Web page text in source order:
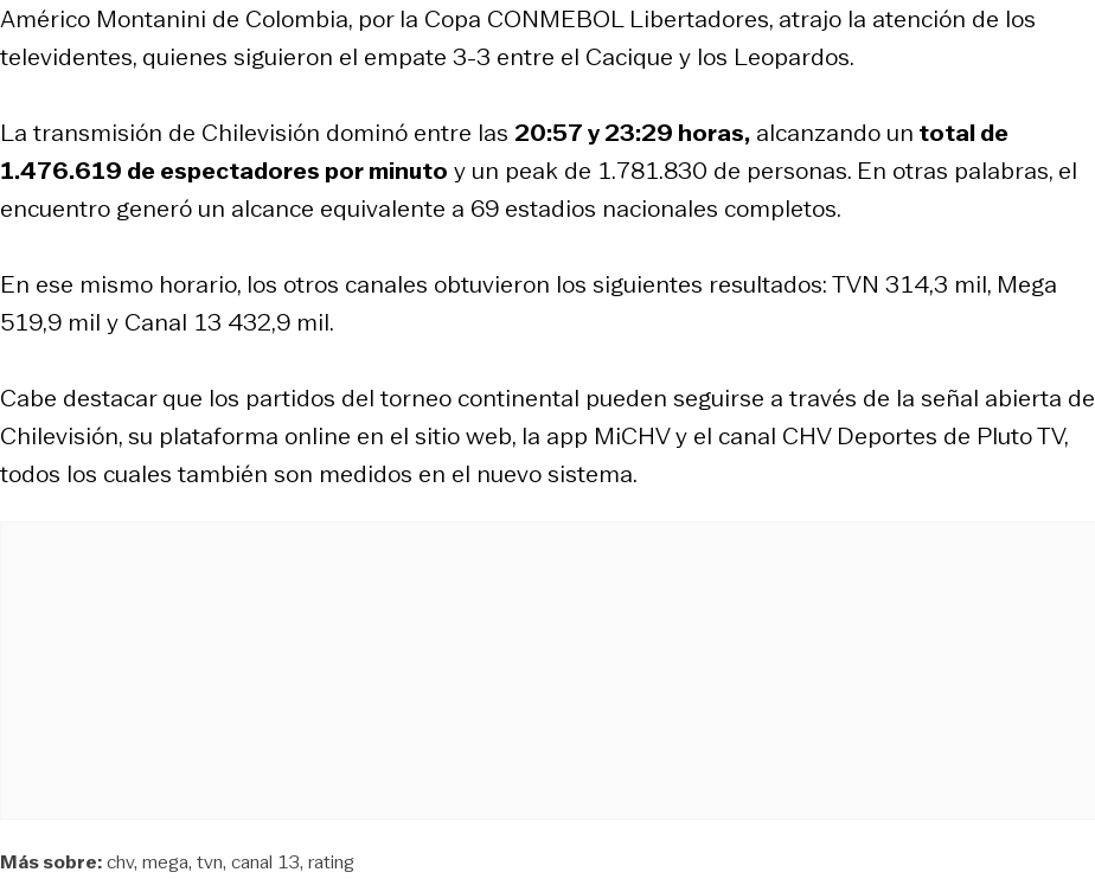
Américo Montanini de Colombia, por la Copa CONMEBOL Libertadores, atrajo la atención de los
televidentes, quienes siguieron el empate 3-3 entre el Cacique y los Leopardos.
La transmisión de Chilevisión dominó entre las 20:57 y 23:29 horas, alcanzando un total de
1.476.619 de espectadores por minuto y un peak de 1.781.830 de personas. En otras palabras, el
encuentro generó un alcance equivalente a 69 estadios nacionales completos.
En ese mismo horario, los otros canales obtuvieron los siguientes resultados: TVN 314,3 mil, Mega
519,9 mil y Canal 13 432,9 mil.
Cabe destacar que los partidos del torneo continental pueden seguirse a través de la señal abierta de
Chilevisión, su plataforma online en el sitio web, la app MiCHV y el canal CHV Deportes de Pluto TV,
todos los cuales también son medidos en el nuevo sistema.
Más sobre:chv mega tvn canal 13 rating